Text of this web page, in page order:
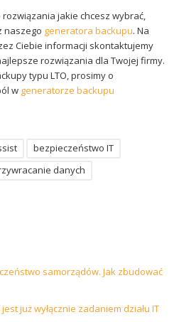
jakie chcesz wybrać,
naszego generatora backupu. Na
Ciebie informacji skontaktujemy
rozwiązania dla Twojej firmy.
typu LTO, prosimy o
w generatorze backupu
bezpieczeństwo IT
danych
samorządów. Jak zbudować
już wyłącznie zadaniem działu IT